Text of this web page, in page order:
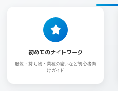
初めてのナイトワーク
服装・持ち物・業種の違いなど初心者向
けガイド